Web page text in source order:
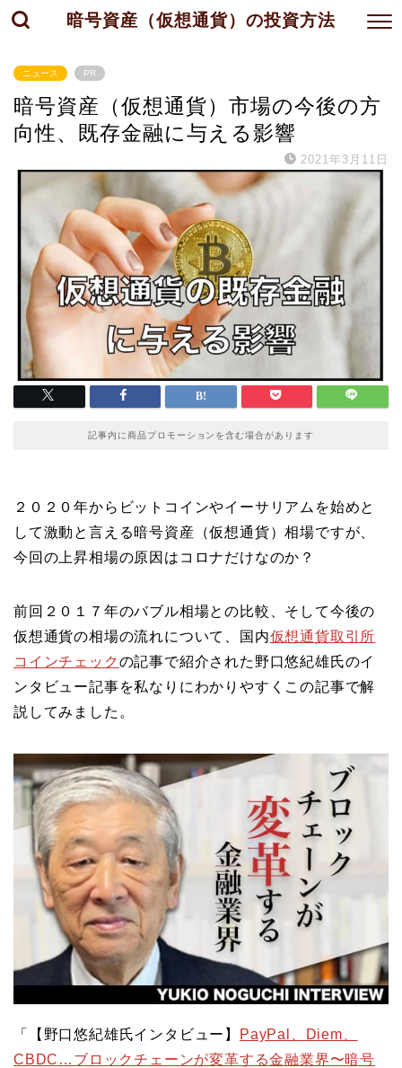
暗号資産（仮想通貨）の投資方法
ニュース PR
暗号資産（仮想通貨）市場の今後の方
向性、既存金融に与える影響
2021年3月11日
記事内に商品プロモーションを含む場合があります
２０２０年からビットコインやイーサリアムを始めと
して激動と言える暗号資産（仮想通貨）相場ですが、
今回の上昇相場の原因はコロナだけなのか？
前回２０１７年のバブル相場との比較、そして今後の
仮想通貨の相場の流れについて、国内仮想通貨取引所
コインチェック の記事で紹介された野口悠紀雄氏のイ
ンタビュー記事を私なりにわかりやすくこの記事で解
説してみました。
「【野口悠紀雄氏インタビュー】
PayPal、Diem、
CBDC…ブロックチェーンが変革する金融業界〜暗号